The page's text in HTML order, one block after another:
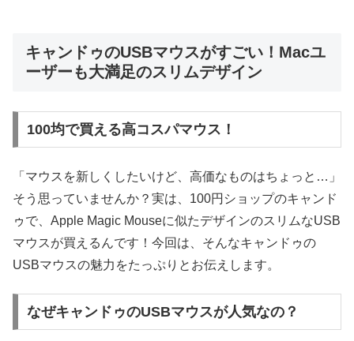
キャンドゥのUSBマウスがすごい！Macユ
ーザーも大満足のスリムデザイン
100均で買える高コスパマウス！
「マウスを新しくしたいけど、高価なものはちょっと…」
そう思っていませんか？実は、100円ショップのキャンド
ゥで、Apple Magic Mouseに似たデザインのスリムなUSB
マウスが買えるんです！今回は、そんなキャンドゥの
USBマウスの魅力をたっぷりとお伝えします。
なぜキャンドゥのUSBマウスが人気なの？